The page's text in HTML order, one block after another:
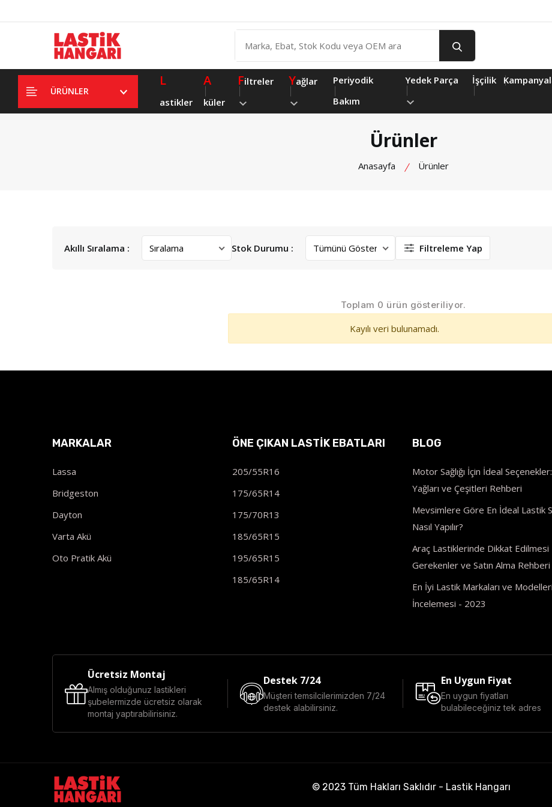
ÜRÜNLER
L
astikler
A
küler
Filtreler Yağlar
Periyodik
Bakım
Yedek Parça İşçilik
Ürünler
Anasayfa Ürünler
Akıllı Sıralama : Stok Durumu : Filtreleme Yap
Toplam 0 ürün gösteriliyor.
Kayılı veri bulunamadı.
MARKALAR
Lassa
Bridgeston
Dayton
Varta Akü
Oto Pratik Akü
ÖNE ÇIKAN LASTIK EBATLARI
205/55R16
175/65R14
175/70R13
185/65R15
195/65R15
185/65R14
BLOG
Motor Sağlığı İçin İdeal
Yağları ve Çeşitleri Rehberi
Mevsimlere Göre En İdeal Lastik
Nasıl Yapılır?
Araç Lastiklerinde Dikkat Edilmesi
Gerekenler ve Satın Alma Rehberi
En İyi Lastik Markaları ve Modelleri
İncelemesi - 2023
Ücretsiz Montaj
Almış olduğunuz lastikleri
şubelermizde ücretsiz olarak
montaj yaptırabilirisiniz.
Destek 7/24
Müşteri temsilcilerimizden 7/24
destek alabilirsiniz.
En Uygun Fiyat
En uygun fiyatları
bulabileceğiniz tek adres
© 2023 Tüm Hakları Saklıdır - Lastik Hangarı